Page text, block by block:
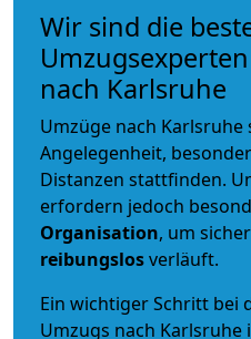
Wir sind die
nach Karlsruhe
Umzüge nach Karlsruhe
Angelegenheit,
Distanzen stattfinden.
erfordern jedoch
Organisation, um
reibungslosverläuft.
Ein wichtiger Schritt bei
Umzugs nach Karlsruhe